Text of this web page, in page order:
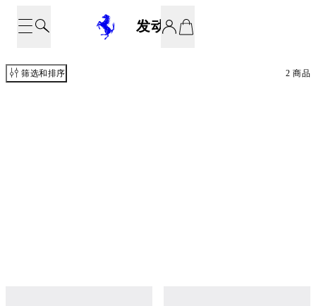
发动机
筛选和排序 2 商品